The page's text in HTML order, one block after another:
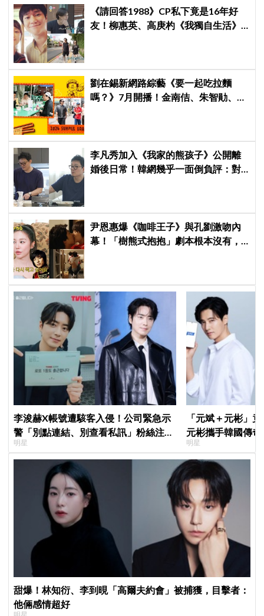
《請回答1988》CP私下竟是16年好
友！柳惠英、高庚杓《我獨自生活》
劉在錫新網路綜藝《要一起吃拉麵
嗎？》7月開播！金南佶、朱智勛、尹
李凡秀加入《我家的熊孩子》公開離
婚後日常！韓網幾乎一面倒負評：對
尹恩惠爆《咖啡王子》與孔劉激吻內
幕！「樹熊式抱抱」劇本根本沒有，
李浚赫X帳號遭駭客入侵！公司緊急示
警「別點連結、別查看私訊」粉絲注意
了
明星
「元斌＋元彬」
元彬攜手韓國傳
牌，韓網瘋喊：
明星
甜爆！林知衍、李到晛「高爾夫約會」被捕獲，目擊者：
他倆感情超好